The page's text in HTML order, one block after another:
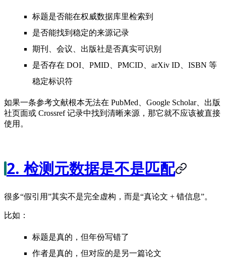
标题是否能在权威数据库里检索到
是否能找到稳定的来源记录
期刊、会议、出版社是否真实可识别
是否存在 DOI、PMID、PMCID、arXiv ID、ISBN 等
稳定标识符
如果一条参考文献根本无法在 PubMed、Google Scholar、出版
社页面或 Crossref 记录中找到清晰来源，那它就不应该被直接
使用。
2. 检测元数据是不是匹配
很多“假引用”其实不是完全虚构，而是“真论文 + 错信息”。
比如：
标题是真的，但年份写错了
作者是真的，但对应的是另一篇论文